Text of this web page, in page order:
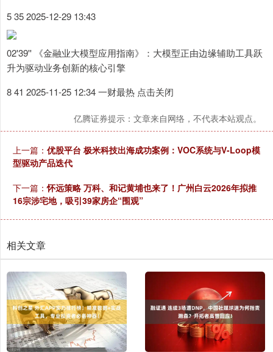
5 35 2025-12-29 13:43
02'39'' 《金融业大模型应用指南》：大模型正由边缘辅助工具跃
升为驱动业务创新的核心引擎
8 41 2025-11-25 12:34 一财最热 点击关闭
亿腾证券提示：文章来自网络，不代表本站观点。
上一篇： 优股平台 极米科技出海成功案例：VOC系统与V-Loop模
型驱动产品迭代
下一篇：怀远策略 万科、和记黄埔也来了！广州白云2026年拟推
16宗涉宅地，吸引39家房企“围观”
相关文章